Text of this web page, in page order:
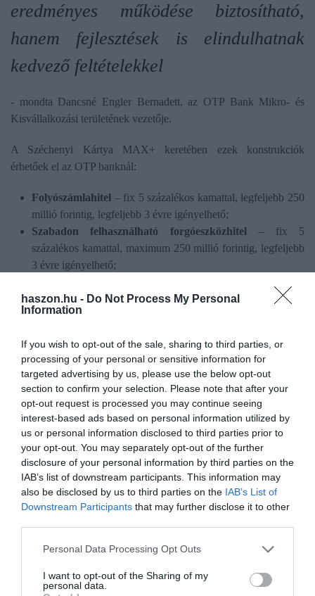
haszon.hu - Do Not Process My Personal
Information
If you wish to opt-out of the sale, sharing to third parties, or
processing of your personal or sensitive information for
targeted advertising by us, please use the below opt-out
section to confirm your selection. Please note that after your
opt-out request is processed you may continue seeing
interest-based ads based on personal information utilized by
us or personal information disclosed to third parties prior to
your opt-out. You may separately opt-out of the further
disclosure of your personal information by third parties on the
IAB’s list of downstream participants. This information may
also be disclosed by us to third parties on the IAB’s List of
Downstream Participants that may further disclose it to other
Please note that this website/app uses one or more Google
not limited to your visit or usage behaviour. You may click to
grant or deny consent to Google and its third-party tags to
Personal Data Processing Opt Outs
I want to opt-out of the Sharing of my
personal data.
eredményes működése biztosítható,
hanem fejlesztések is elindulhatnak
kedvező feltételekkel
- mondta Dancsné Engler Bernadett, az OTP Bank Mikro- és
Kisvállalkozási területének vezetője.
A Széchenyi Kártya MAX+ keretében ezek konstrukciók
érhetőek el az OTP banknál:
Folyószámlahitel – fix 5 százalékos kamattal, legfeljebb 250
millió forintig, legfeljebb 3 évre igényelhető;
Szabadon felhasználható forgóeszközhitel– fix 5
százalékos kamattal, maximum 250 millió forintig, legfeljebb
3 évre igényelhető;
forintig, legfeljebb 10 évre igényelhető;
Beruházási hitel kifejezetten agrárvállalkozások számára
legfeljebb 10 évre igényelhető.
A hitelintézet szakértői arra számítanak, hogy a megújult
programban 2022-höz hasonlóan elsősorban a folyószámla- és
forgóeszközhiteleket keresik majd a cégvezetők.
széchenyi kártya go kkv hitel beruházás
folyószámlahitel